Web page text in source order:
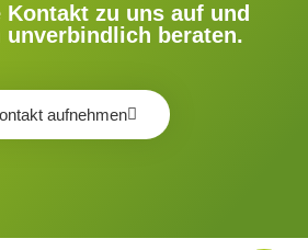
Kontakt zu uns auf und
unverbindlich beraten.
aufnehmen